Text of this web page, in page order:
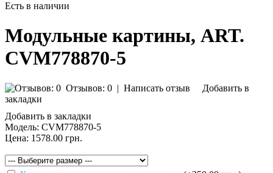
Есть в наличии
Модульные картины, ART.
CVM778870-5
Отзывов: 0 | Написать отзыв
Добавить в
закладки
Добавить в закладки
Модель: CVM778870-5
Цена: 1578.00 грн.